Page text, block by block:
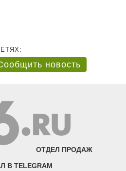
новость
ОТДЕЛ ПРОДАЖ
В TELEGRAM